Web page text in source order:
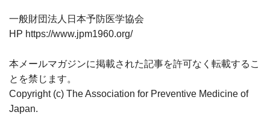
一般財団法人日本予防医学協会
HP https://www.jpm1960.org/
本メールマガジンに掲載された記事を許可なく転載するこ
とを禁じます。
Copyright (c) The Association for Preventive Medicine of
Japan.